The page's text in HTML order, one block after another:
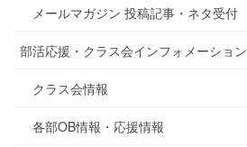
メールマガジン 投稿記事・ネタ受付
部活応援・クラス会インフォメーション
クラス会情報
各部OB情報・応援情報